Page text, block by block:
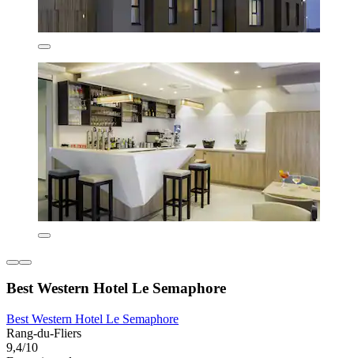
Best Western Hotel Le Semaphore
Best Western Hotel Le Semaphore
Rang-du-Fliers
9,4/10